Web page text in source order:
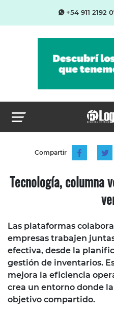
+54 911 2192
Compartir
Tecnología, columna
Las plataformas
empresas trabajen
efectiva, desde la
gestión de inventarios.
mejora la eficiencia
crea un entorno donde
objetivo compartido.